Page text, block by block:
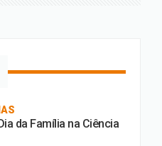
da Família na Ciência